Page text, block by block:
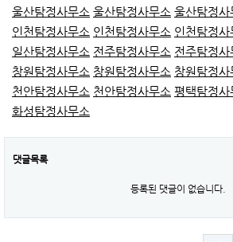
울산탐정사무소 울산탐정사무소 울산탐정사
인천탐정사무소 인천탐정사무소 인천탐정사
일산탐정사무소 전주탐정사무소 전주탐정사
창원탐정사무소 창원탐정사무소 창원탐정사
천안탐정사무소 천안탐정사무소 평택탐정사
화성탐정사무소
댓글목록
등록된 댓글이 없습니다.